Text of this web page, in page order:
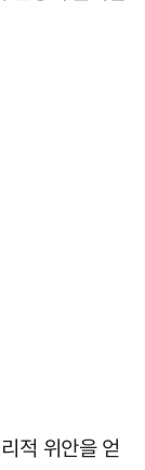
적 위안을 얻